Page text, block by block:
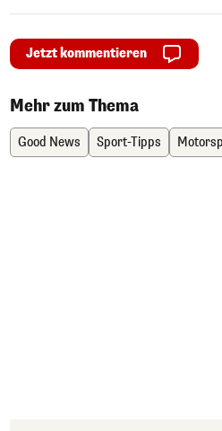
Jetzt kommentieren
Mehr zum Thema
Good News Sport-Tipps